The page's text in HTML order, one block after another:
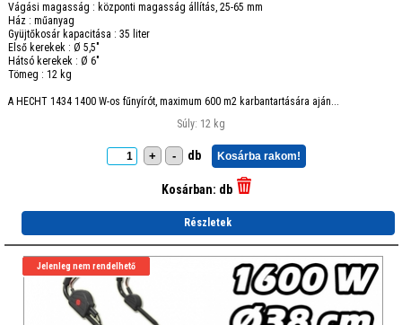
Vágási magasság : központi magasság állítás, 25-65 mm
Ház : műanyag
Gyüjtőkosár kapacitása : 35 liter
Első kerekek : Ø 5,5"
Hátsó kerekek : Ø 6"
Tömeg : 12 kg
A HECHT 1434 1400 W-os fűnyírót, maximum 600 m2 karbantartására aján...
Súly: 12 kg
+ - db Kosárba rakom!
Kosárban: db
Részletek
Jelenleg nem rendelhető